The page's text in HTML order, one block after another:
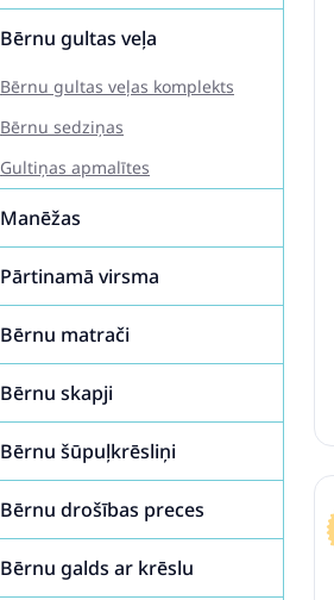
Bērnu gultas veļa
Bērnu gultas veļas komplekts
Bērnu sedziņas
Gultiņas apmalītes
Manēžas
Pārtinamā virsma
Bērnu matrači
Bērnu skapji
Bērnu šūpuļkrēsliņi
Bērnu drošības preces
Bērnu galds ar krēslu